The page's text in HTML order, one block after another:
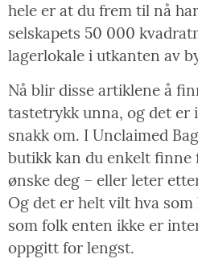
hele er at du frem til nå
selskapets 50 000
lagerlokale i utkanten av
Nå blir disse artiklene å
tastetrykk unna, og det er
snakk om. I Unclaimed
butikk kan du enkelt
ønske deg – eller leter
Og det er helt vilt hva
som folk enten ikke er
oppgitt for lengst.